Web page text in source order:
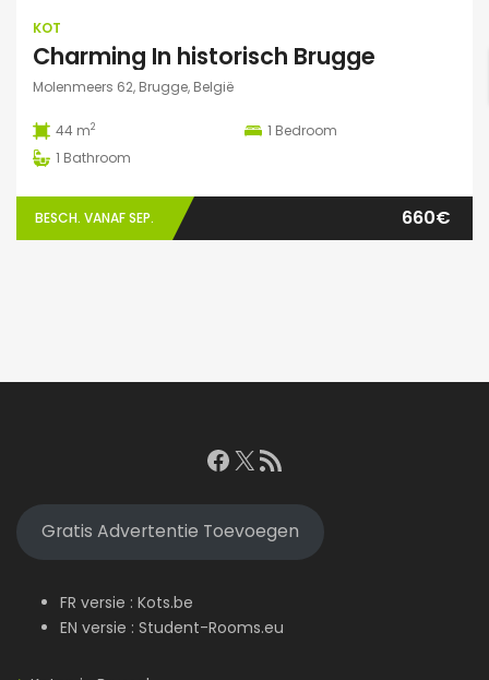
KOT
Charming In historisch Brugge
Molenmeers 62, Brugge, België
44 m2 1 Bedroom
1 Bathroom
BESCH. VANAF SEP. 660€
Facebook
X RSS feed
Gratis Advertentie Toevoegen
FR versie : Kots.be
EN versie : Student-Rooms.eu